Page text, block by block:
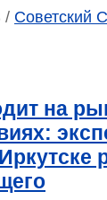
/ Советский
на